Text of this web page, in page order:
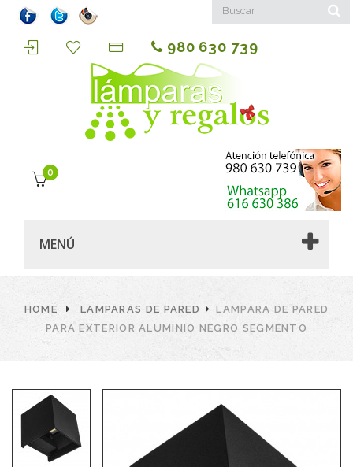
980 630 739
0
MENÚ
HOME LAMPARAS DE PARED
LAMPARA DE PARED
PARA EXTERIOR ALUMINIO NEGRO SEGMENTO